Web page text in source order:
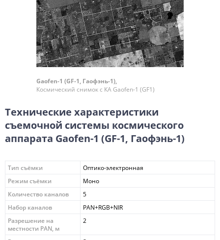
Gaofen-1 (GF-1, Гаофэнь-1),
Космический снимок с КА Gaofen-1 (GF1)
Технические характеристики
съемочной системы космического
аппарата Gaofen-1 (GF-1, Гаофэнь-1)
Тип съёмки
Оптико-электронная
Режим съёмки
Моно
Количество каналов
5
Набор каналов
PAN+RGB+NIR
Разрешение на
местности PAN, м
2